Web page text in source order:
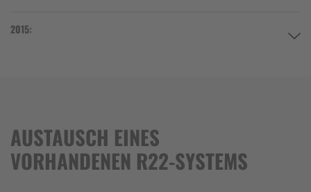
2015:
AUSTAUSCH EINES
VORHANDENEN R22-SYSTEMS